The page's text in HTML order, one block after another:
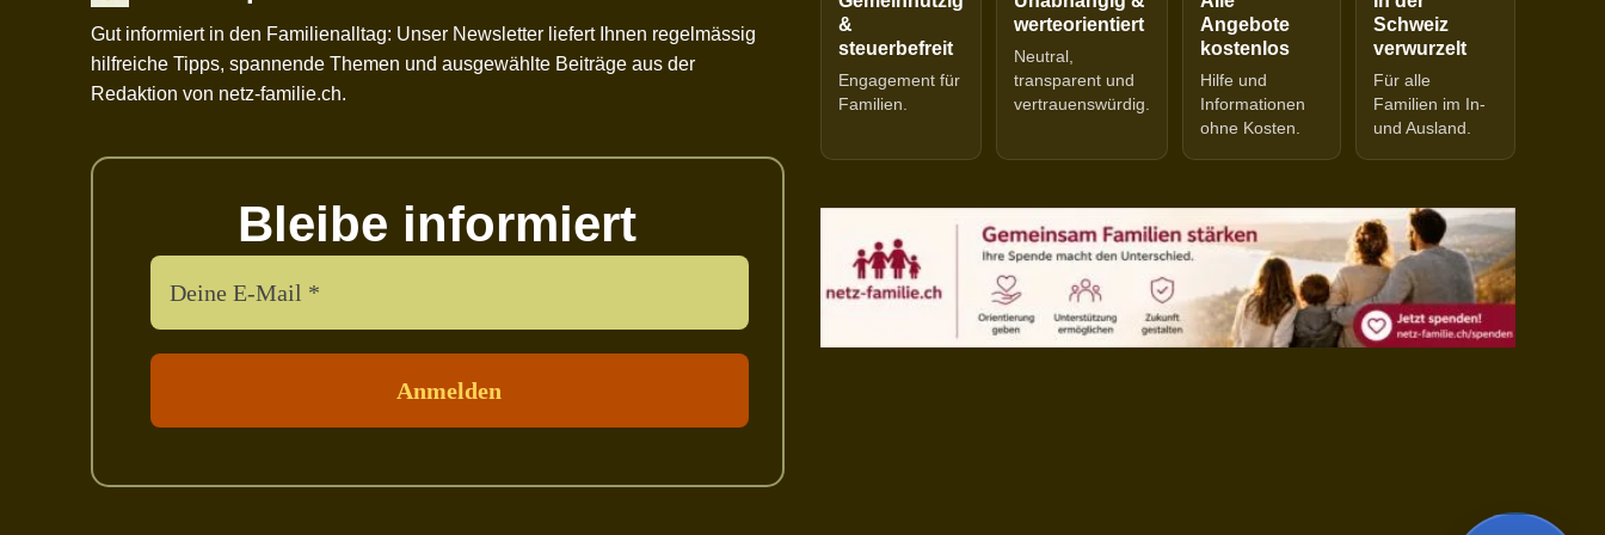
Gut informiert in den Familienalltag: Unser Newsletter liefert Ihnen regelmässig
hilfreiche Tipps, spannende Themen und ausgewählte Beiträge aus der
Redaktion von netz-familie.ch.
Bleibe informiert
&
steuerbefreit
Engagement für
Familien.
werteorientiert
Neutral,
transparent und
vertrauenswürdig.
Angebote
kostenlos
Hilfe und
Informationen
ohne Kosten.
Schweiz
verwurzelt
Für alle
Familien im In-
und Ausland.